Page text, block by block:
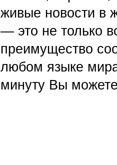
живые новости в
— это не только
преимущество
любом языке
минуту Вы